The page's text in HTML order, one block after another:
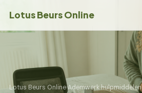
Lotus Beurs Online
Lotus Beurs Online›Ademwerk hulpmiddelen